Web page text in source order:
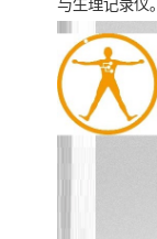
与生理记录仪。